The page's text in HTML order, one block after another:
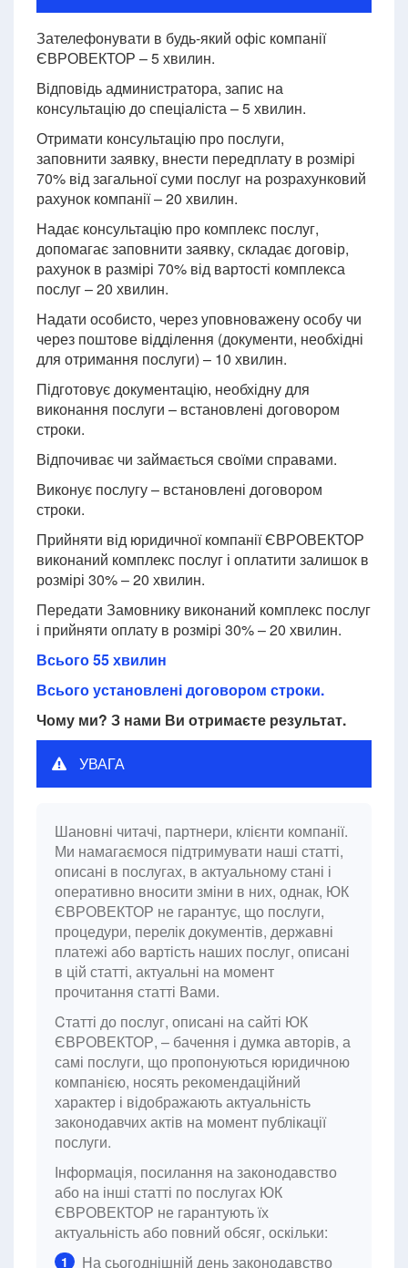
Зателефонувати в будь-який офіс компанії
ЄВРОВЕКТОР – 5 хвилин.
Відповідь администратора, запис на
консультацію до спеціаліста – 5 хвилин.
Отримати консультацію про послуги,
заповнити заявку, внести передплату в розмірі
70% від загальної суми послуг на розрахунковий
рахунок компанії – 20 хвилин.
Надає консультацію про комплекс послуг,
допомагає заповнити заявку, складає договір,
рахунок в размірі 70% від вартості комплекса
послуг – 20 хвилин.
Надати особисто, через уповноважену особу чи
через поштове відділення (документи, необхідні
для отримання послуги) – 10 хвилин.
Підготовує документацію, необхідну для
виконання послуги – встановлені договором
строки.
Відпочиває чи займається своїми справами.
Виконує послугу – встановлені договором
строки.
Прийняти від юридичної компанії ЄВРОВЕКТОР
виконаний комплекс послуг і оплатити залишок в
розмірі 30% – 20 хвилин.
Передати Замовнику виконаний комплекс послуг
і прийняти оплату в розмірі 30% – 20 хвилин.
Всього 55 хвилин
Всього установлені договором строки.
Чому ми? З нами Ви отримаєте результат.
УВАГА
Шановні читачі, партнери, клієнти компанії.
Ми намагаємося підтримувати наші статті,
описані в послугах, в актуальному стані і
оперативно вносити зміни в них, однак, ЮК
ЄВРОВЕКТОР не гарантує, що послуги,
процедури, перелік документів, державні
платежі або вартість наших послуг, описані
в цій статті, актуальні на момент
прочитання статті Вами.
Cтатті до послуг, описані на сайті ЮК
ЄВРОВЕКТОР, – бачення і думка авторів, а
самі послуги, що пропонуються юридичною
компанією, носять рекомендаційний
характер і відображають актуальність
законодавчих актів на момент публікації
послуги.
Інформація, посилання на законодавство
або на інші статті по послугах ЮК
ЄВРОВЕКТОР не гарантують їх
актуальність або повний обсяг, оскільки:
1 На сьогоднішній день законодавство